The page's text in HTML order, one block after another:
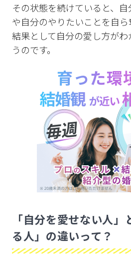
その状態を続けていると、
や自分のやりたいことを自ら
結果として自分の愛し方がわ
うのです。
「自分を愛せない人」
る人」の違いって？